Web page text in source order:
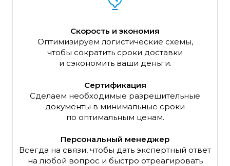
Скорость и экономия
Оптимизируем логистические схемы,
чтобы сократить сроки доставки
и сэкономить ваши деньги.
Сертификация
Сделаем необходимые разрешительные
документы в минимальные сроки
по оптимальным ценам.
Персональный менеджер
Всегда на связи, чтобы дать экспертный ответ
на любой вопрос и быстро отреагировать